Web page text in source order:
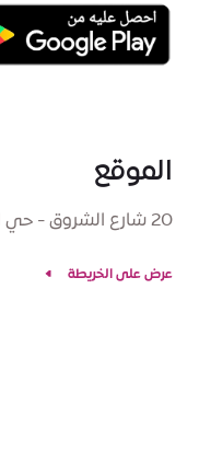
الموقع
20 شارع الشروق - حي الوحدة ب - مدينة إكسبو دبي - دبي
عرض على الخريطة